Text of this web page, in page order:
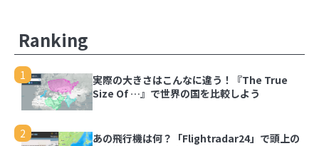
Ranking
1
実際の大きさはこんなに違う！『The True
Size Of …』で世界の国を比較しよう
2
あの飛行機は何？「Flightradar24」で頭上の